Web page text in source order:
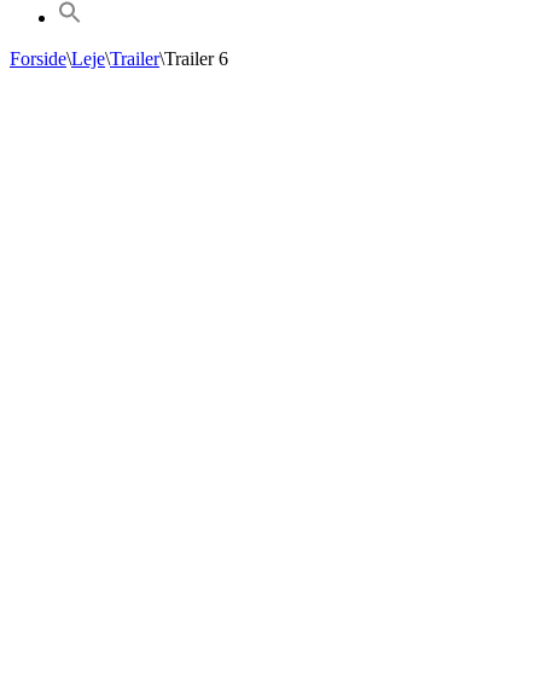
Forside\Leje\Trailer\Trailer 6